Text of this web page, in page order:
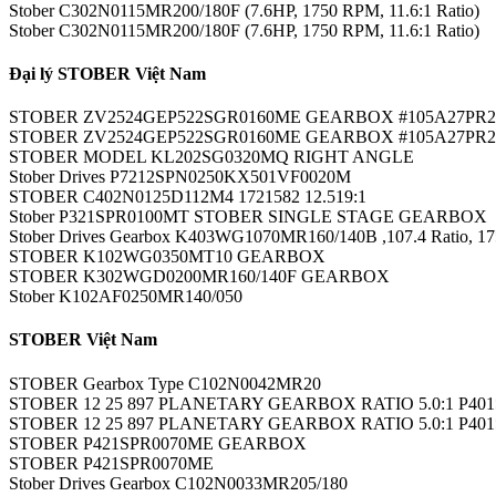
Stober C302N0115MR200/180F (7.6HP, 1750 RPM, 11.6:1 Ratio)
Stober C302N0115MR200/180F (7.6HP, 1750 RPM, 11.6:1 Ratio)
Đại lý STOBER Việt Nam
STOBER ZV2524GEP522SGR0160ME GEARBOX #105A27PR2
STOBER ZV2524GEP522SGR0160ME GEARBOX #105A27PR2
STOBER MODEL KL202SG0320MQ RIGHT ANGLE
Stober Drives P7212SPN0250KX501VF0020M
STOBER C402N0125D112M4 1721582 12.519:1
Stober P321SPR0100MT STOBER SINGLE STAGE GEARBOX
Stober Drives Gearbox K403WG1070MR160/140B ,107.4 Ratio,
STOBER K102WG0350MT10 GEARBOX
STOBER K302WGD0200MR160/140F GEARBOX
Stober K102AF0250MR140/050
STOBER Việt Nam
STOBER Gearbox Type C102N0042MR20
STOBER 12 25 897 PLANETARY GEARBOX RATIO 5.0:1
STOBER 12 25 897 PLANETARY GEARBOX RATIO 5.0:1
STOBER P421SPR0070ME GEARBOX
STOBER P421SPR0070ME
Stober Drives Gearbox C102N0033MR205/180